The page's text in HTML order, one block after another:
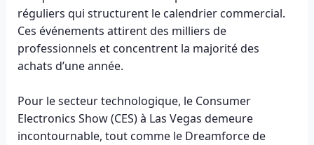
réguliers qui structurent le calendrier commercial.
Ces événements attirent des milliers de
professionnels et concentrent la majorité des
achats d’une année.
Pour le secteur technologique, le Consumer
Electronics Show (CES) à Las Vegas demeure
incontournable, tout comme le Dreamforce de